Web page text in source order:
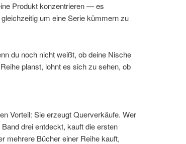
Produkt konzentrieren — es
um eine Serie kümmern zu
du noch nicht weißt, ob deine Nische
planst, lohnt es sich zu sehen, ob
Vorteil: Sie erzeugt Querverkäufe. Wer
drei entdeckt, kauft die ersten
mehrere Bücher einer Reihe kauft,